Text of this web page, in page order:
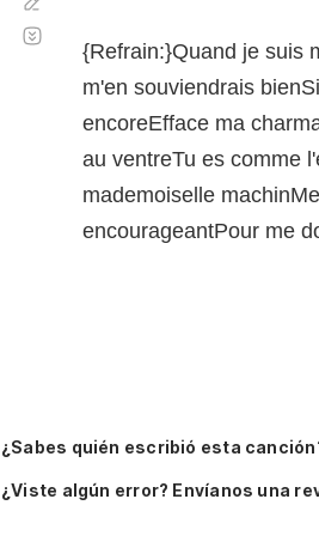
{Refrain:}Quand je suis
m'en souviendrais
encoreEfface ma
au ventreTu es comme
mademoiselle
encourageantPour me
automático
¿Sabes quién escribió esta
¿Viste algún error? Envíanos una